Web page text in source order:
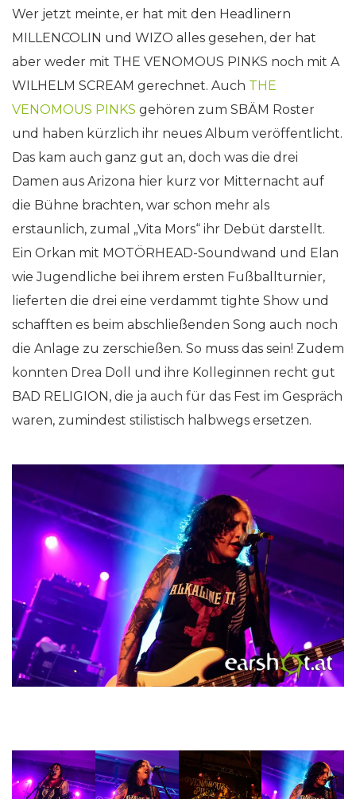
Wer jetzt meinte, er hat mit den Headlinern
MILLENCOLIN und WIZO alles gesehen, der hat
aber weder mit THE VENOMOUS PINKS noch mit A
WILHELM SCREAM gerechnet. Auch THE
VENOMOUS PINKS gehören zum SBÄM Roster
und haben kürzlich ihr neues Album veröffentlicht.
Das kam auch ganz gut an, doch was die drei
Damen aus Arizona hier kurz vor Mitternacht auf
die Bühne brachten, war schon mehr als
erstaunlich, zumal „Vita Mors“ ihr Debüt darstellt.
Ein Orkan mit MOTÖRHEAD-Soundwand und Elan
wie Jugendliche bei ihrem ersten Fußballturnier,
lieferten die drei eine verdammt tighte Show und
schafften es beim abschließenden Song auch noch
die Anlage zu zerschießen. So muss das sein! Zudem
konnten Drea Doll und ihre Kolleginnen recht gut
BAD RELIGION, die ja auch für das Fest im Gespräch
waren, zumindest stilistisch halbwegs ersetzen.